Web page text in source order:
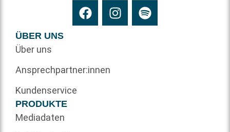
ÜBER UNS
Über uns
Ansprechpartner:innen
Kundenservice
PRODUKTE
Mediadaten